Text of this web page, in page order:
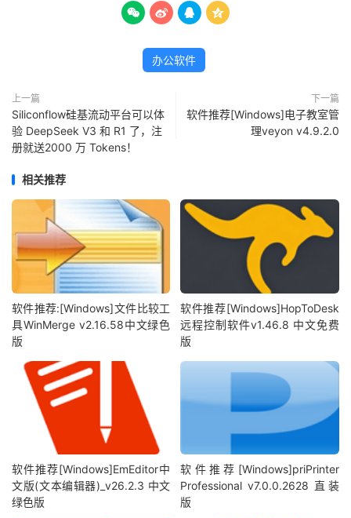
   
办公软件
上一篇
Siliconflow硅基流动平台可以体
验 DeepSeek V3 和 R1 了，注
册就送2000 万 Tokens！
下一篇
软件推荐[Windows]电子教室管
理veyon v4.9.2.0
相关推荐
软件推荐:[Windows]文件比较工
具WinMerge v2.16.58中文绿色
版
软件推荐[Windows]HopToDesk
远程控制软件v1.46.8 中文免费
版
软件推荐[Windows]EmEditor中
文版(文本编辑器)_v26.2.3 中文
绿色版
软件推荐[Windows]priPrinter
Professional v7.0.0.2628 直装
版